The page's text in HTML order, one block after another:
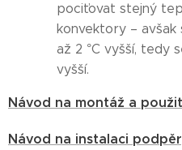
pociťovat stejný
konvektory – avšak
až 2 °C vyšší, tedy
vyšší.
Návod na montáž a
Návod na instalaci